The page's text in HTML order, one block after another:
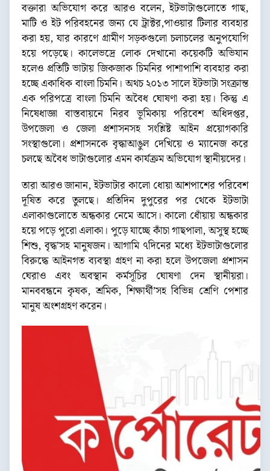
বক্তারা অভিযোগ করে আরও বলেন, ইটভাটাগুলোতে গাছ,
মাটি ও ইট পরিবহনের জন্য যে ট্রাক্টর,পাওয়ার টিলার ব্যবহার
করা হয়, যার কারণে গ্রামীণ সড়কগুলো চলাচলের অনুপযোগি
হয়ে পড়েছে। কালেভদ্রে লোক দেখানো কয়েকটি অভিযান
হলেও প্রতিটি ভাটায় জিকজাক চিমনির পাশাপাশি ব্যবহার করা
হচ্ছে একাধিক বাংলা চিমনি। অথচ ২০১৩ সালে ইটভাটা সংক্রান্ত
এক পরিপত্রে বাংলা চিমনি অবৈধ ঘোষণা করা হয়। কিন্তু এ
নিষেধাজ্ঞা বাস্তবায়নে নিরব ভূমিকায় পরিবেশ অধিদপ্তর,
উপজেলা ও জেলা প্রশাসনসহ সংশ্লিষ্ট আইন প্রয়োগকারি
সংস্থাগুলো। প্রশাসনকে বৃদ্ধাআঙুল দেখিয়ে ও ম্যানেজ করে
চলছে অবৈধ ভাটাগুলোর এমন কার্যক্রম অভিযোগ স্থানীয়দের।
তারা আরও জানান, ইটভাটার কালো ধোয়া আশপাশের পরিবেশ
দূষিত করে তুলছে। প্রতিদিন দুপুরের পর থেকে ইটভাটা
এলাকাগুলোতে অন্ধকার নেমে আসে। কালো ধোঁয়ায় অন্ধকার
হয়ে পড়ে পুরো এলাকা। পুড়ে যাচ্ছে কাঁচা গাছপালা, অসুস্থ হচ্ছে
শিশু, বৃদ্ধ’সহ মানুষজন। আগামি ৭দিনের মধ্যে ইটভাটাগুলোর
বিরুদ্ধে আইনগত ব্যবস্থা গ্রহণ না করা হলে উপজেলা প্রশাসন
ঘেরাও এবং অবস্থান কর্মসূচির ঘোষণা দেন স্থানীয়রা।
মানববন্ধনে কৃষক, শ্রমিক, শিক্ষার্থী’সহ বিভিন্ন শ্রেণি পেশার
মানুষ অংশগ্রহণ করেন।